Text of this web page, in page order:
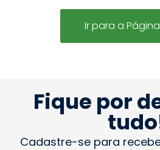
Ir para a
Fique por
Cadastre-se para